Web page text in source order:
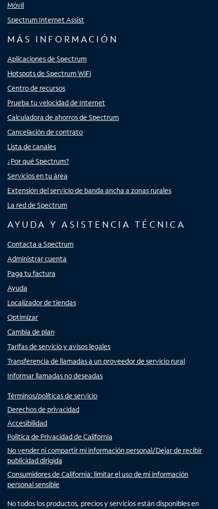
Móvil
Spectrum Internet Assist
MÁS INFORMACIÓN
Aplicaciones de Spectrum
Hotspots de Spectrum WiFi
Centro de recursos
Prueba tu velocidad de Internet
Calculadora de ahorros de Spectrum
Cancelación de contrato
Lista de canales
¿Por qué Spectrum?
Servicios en tu área
Extensión del servicio de banda ancha a zonas rurales
La red de Spectrum
AYUDA Y ASISTENCIA TÉCNICA
Contacta a Spectrum
Administrar cuenta
Paga tu factura
Ayuda
Localizador de tiendas
Optimizar
Cambia de plan
Tarifas de servicio y avisos legales
Transferencia de llamadas a un proveedor de servicio rural
Informar llamadas no deseadas
Términos/políticas de servicio
Derechos de privacidad
Accesibilidad
Política de Privacidad de California
No vender ni compartir mi información personal/Dejar de recibir
publicidad dirigida
Consumidores de California: limitar el uso de mi información
personal sensible
No todos los productos, precios y servicios están disponibles en